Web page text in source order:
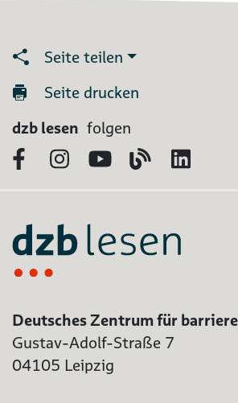
Seite teilen
Seite drucken
dzb lesen folgen
FacebookInstagram
YouTubeBlog
Deutsches Zentrum für
Gustav-Adolf-Straße 7
04105 Leipzig